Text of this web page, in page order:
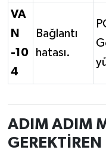
VA
N
-10
4
Bağlantı
hatası.
ADIM ADIM